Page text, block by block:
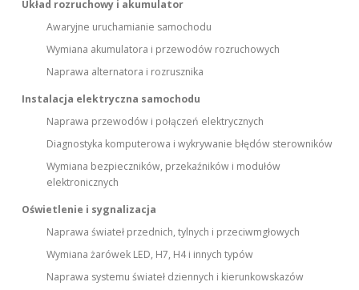
Układ rozruchowy i akumulator
Awaryjne uruchamianie samochodu
Wymiana akumulatora i przewodów rozruchowych
Naprawa alternatora i rozrusznika
Instalacja elektryczna samochodu
Naprawa przewodów i połączeń elektrycznych
Diagnostyka komputerowa i wykrywanie błędów sterowników
Wymiana bezpieczników, przekaźników i modułów
elektronicznych
Oświetlenie i sygnalizacja
Naprawa świateł przednich, tylnych i przeciwmgłowych
Wymiana żarówek LED, H7, H4 i innych typów
Naprawa systemu świateł dziennych i kierunkowskazów